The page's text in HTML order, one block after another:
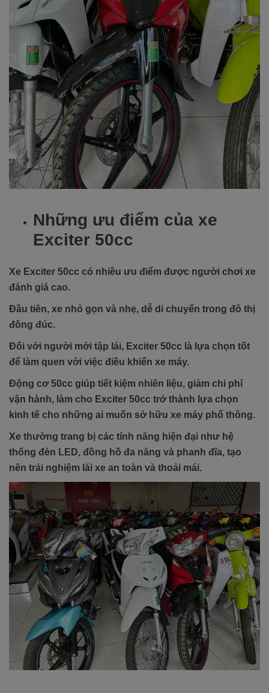
Những ưu điểm của xe
Exciter 50cc
Xe Exciter 50cc có nhiều ưu điểm được người chơi xe
đánh giá cao.
Đầu tiên, xe nhỏ gọn và nhẹ, dễ di chuyển trong đô thị
đông đúc.
Đối với người mới tập lái, Exciter 50cc là lựa chọn tốt
để làm quen với việc điều khiển xe máy.
Động cơ 50cc giúp tiết kiệm nhiên liệu, giảm chi phí
vận hành, làm cho Exciter 50cc trở thành lựa chọn
kinh tế cho những ai muốn sở hữu xe máy phổ thông.
Xe thường trang bị các tính năng hiện đại như hệ
thống đèn LED, đồng hồ đa năng và phanh đĩa, tạo
nên trải nghiệm lái xe an toàn và thoải mái.